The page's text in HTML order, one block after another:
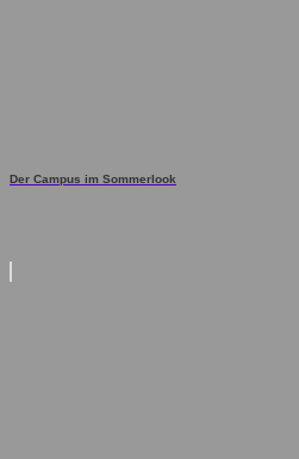
Der Campus im Sommerlook